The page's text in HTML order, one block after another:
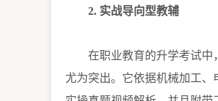
2. 实战导向型教辅
在职业教育的升学考试
尤为突出。它依据机械加工